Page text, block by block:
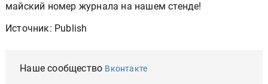
майский номер журнала на нашем стенде!
Источник: Publish
Наше сообщество Вконтакте